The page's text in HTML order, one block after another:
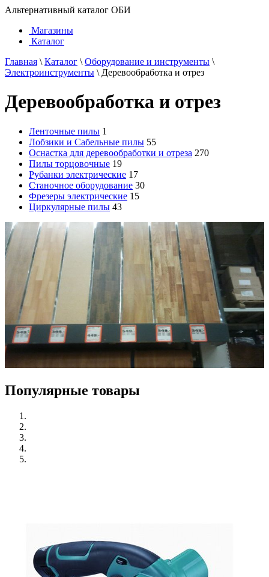
Альтернативный каталог ОБИ
Магазины
Каталог
Главная \ Каталог \ Оборудование и инструменты \
Электроинструменты \ Деревообработка и отрез
Деревообработка и отрез
Ленточные пилы 1
Лобзики и Сабельные пилы 55
Оснастка для деревообработки и отреза 270
Пилы торцовочные 19
Рубанки электрические 17
Станочное оборудование 30
Фрезеры электрические 15
Циркулярные пилы 43
Популярные товары